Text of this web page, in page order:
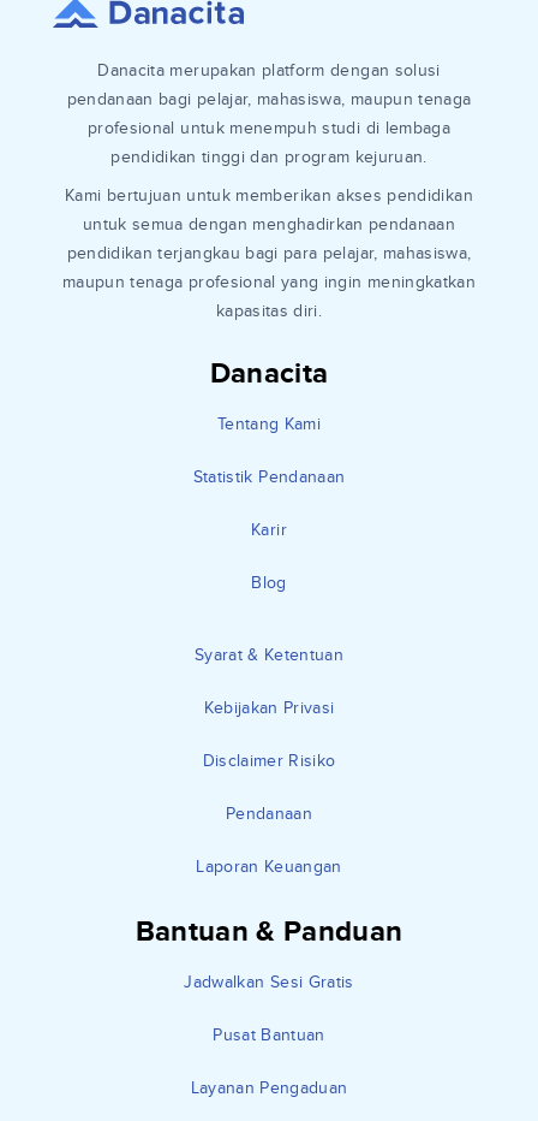
Danacita
Tentang Kami
Statistik Pendanaan
Karir
Blog
Syarat & Ketentuan
Kebijakan Privasi
Disclaimer Risiko
Pendanaan
Laporan Keuangan
Bantuan & Panduan
Jadwalkan Sesi Gratis
Pusat Bantuan
Layanan Pengaduan
Danacita merupakan platform dengan solusi
pendanaan bagi pelajar, mahasiswa, maupun tenaga
profesional untuk menempuh studi di lembaga
pendidikan tinggi dan program kejuruan.
Kami bertujuan untuk memberikan akses pendidikan
untuk semua dengan menghadirkan pendanaan
pendidikan terjangkau bagi para pelajar, mahasiswa,
maupun tenaga profesional yang ingin meningkatkan
kapasitas diri.